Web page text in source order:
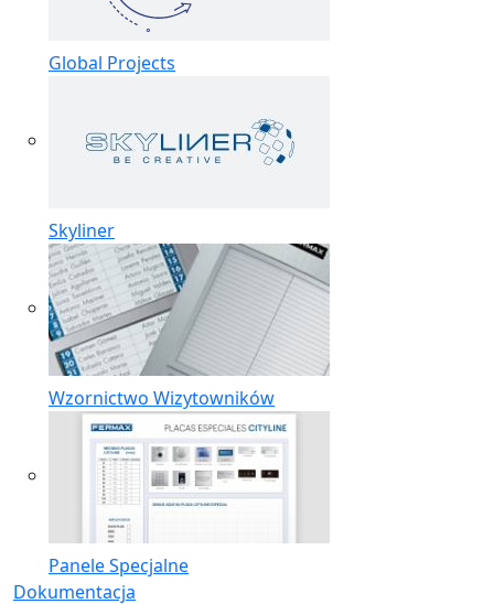
Global Projects
Skyliner
Wzornictwo Wizytowników
Panele Specjalne
Dokumentacja